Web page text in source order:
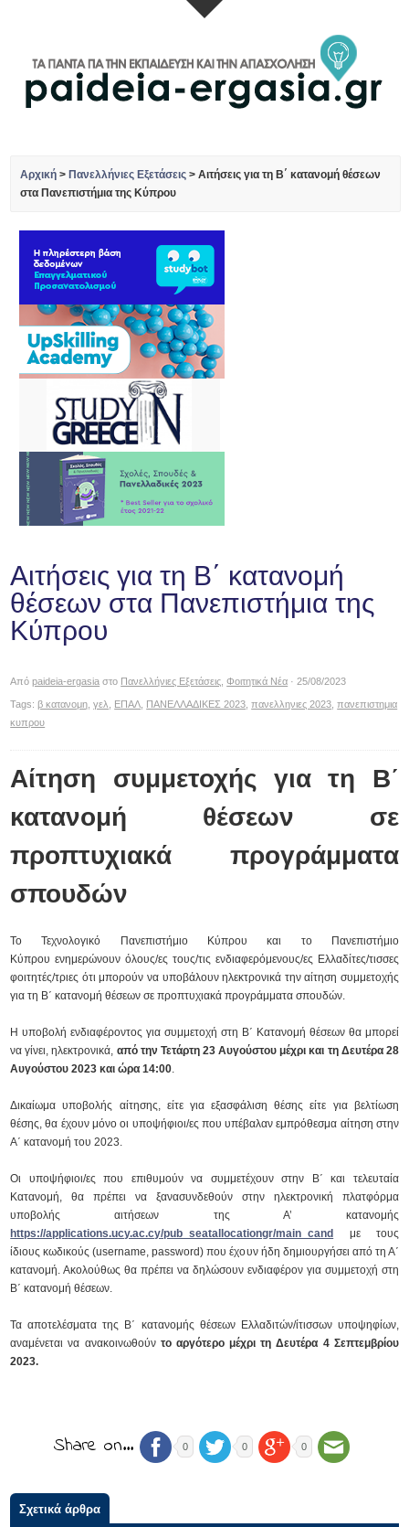
Αρχική > Πανελλήνιες Εξετάσεις >Αιτήσεις για τη Β΄ κατανομή θέσεων
στα Πανεπιστήμια της Κύπρου
Αιτήσεις για τη Β΄ κατανομή
θέσεων στα Πανεπιστήμια της
Κύπρου
Απόpaideia-ergasia στο Πανελλήνιες Εξετάσεις ,Φοιτητικά Νέα · 25/08/2023
Tags:β κατανομη ,γελ ΕΠΑΛ ΠΑΝΕΛΛΑΔΙΚΕΣ 2023 ,πανελληνιες 2023 ,πανεπιστημια
κυπρου
Αίτηση συμμετοχής για τη Β΄
κατανομή θέσεων σε
προπτυχιακά προγράμματα
σπουδών
Το Τεχνολογικό Πανεπιστήμιο Κύπρου και το Πανεπιστήμιο
Κύπρου ενημερώνουν όλους/ες τους/τις ενδιαφερόμενους/ες Ελλαδίτες/τισσες
φοιτητές/τριες ότι μπορούν να υποβάλουν ηλεκτρονικά την αίτηση συμμετοχής
για τη Β΄ κατανομή θέσεων σε προπτυχιακά προγράμματα σπουδών.
Η υποβολή ενδιαφέροντος για συμμετοχή στη Β΄ Κατανομή θέσεων θα μπορεί
να γίνει, ηλεκτρονικά, από την Τετάρτη 23 Αυγούστου μέχρι και τη Δευτέρα 28
Αυγούστου 2023 και ώρα 14:00.
Δικαίωμα υποβολής αίτησης, είτε για εξασφάλιση θέσης είτε για βελτίωση
θέσης, θα έχουν μόνο οι υποψήφιοι/ες που υπέβαλαν εμπρόθεσμα αίτηση στην
Α΄ κατανομή του 2023.
Οι υποψήφιοι/ες που επιθυμούν να συμμετέχουν στην Β΄ και τελευταία
Κατανομή, θα πρέπει να ξανασυνδεθούν στην ηλεκτρονική πλατφόρμα
υποβολής αιτήσεων της Α’ κατανομής
https://applications.ucy.ac.cy/pub_seatallocationgr/main_cand
με τους
ίδιους κωδικούς (username, password) που έχουν ήδη δημιουργήσει από τη Α΄
κατανομή. Ακολούθως θα πρέπει να δηλώσουν ενδιαφέρον για συμμετοχή στη
Β΄ κατανομή θέσεων.
Τα αποτελέσματα της Β΄ κατανομής θέσεων Ελλαδιτών/ίτισσων υποψηφίων,
αναμένεται να ανακοινωθούν το αργότερο μέχρι τη Δευτέρα 4 Σεπτεμβρίου
2023.
Share on… 0 0 0
Σχετικά άρθρα